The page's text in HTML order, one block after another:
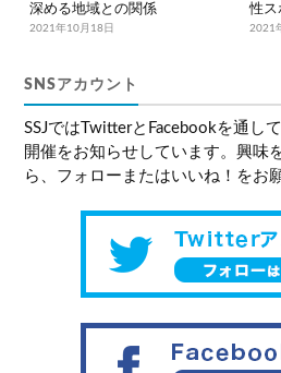
2021年10月18日
深める地域との関係
2021
性ス
SNSアカウント
SSJではTwitterとFacebookを通し
開催をお知らせしています。興味
ら、フォローまたはいいね！をお